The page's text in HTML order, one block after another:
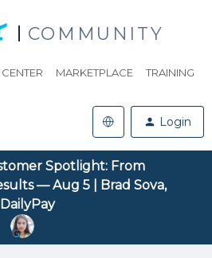
COMMUNITY
MARKETPLACE TRAINING
Login
Spotlight: From
— Aug 5 | Brad Sova,
DailyPay